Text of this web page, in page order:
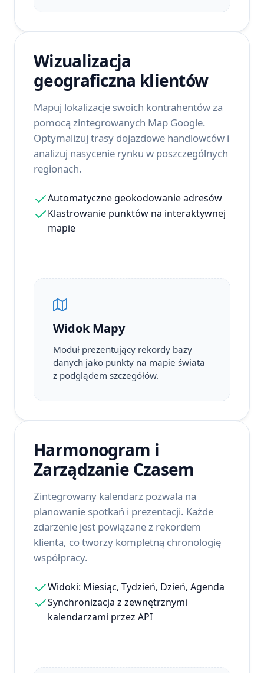
Wizualizacja
geograficzna klientów
Mapuj lokalizacje swoich kontrahentów za
pomocą zintegrowanych Map Google.
Optymalizuj trasy dojazdowe handlowców i
analizuj nasycenie rynku w poszczególnych
regionach.
Automatyczne geokodowanie adresów
Klastrowanie punktów na interaktywnej
mapie
Widok Mapy
Moduł prezentujący rekordy bazy
danych jako punkty na mapie świata
z podglądem szczegółów.
Harmonogram i
Zarządzanie Czasem
Zintegrowany kalendarz pozwala na
planowanie spotkań i prezentacji. Każde
zdarzenie jest powiązane z rekordem
klienta, co tworzy kompletną chronologię
współpracy.
Widoki: Miesiąc, Tydzień, Dzień, Agenda
Synchronizacja z zewnętrznymi
kalendarzami przez API